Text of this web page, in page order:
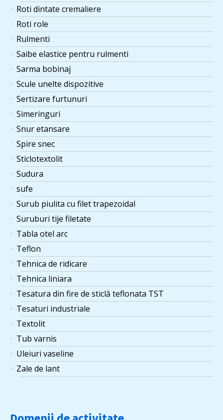
Roti dintate cremaliere
Roti role
Rulmenti
Saibe elastice pentru rulmenti
Sarma bobinaj
Scule unelte dispozitive
Sertizare furtunuri
Simeringuri
Snur etansare
Spire snec
Sticlotextolit
Sudura
sufe
Surub piulita cu filet trapezoidal
Suruburi tije filetate
Tabla otel arc
Teflon
Tehnica de ridicare
Tehnica liniara
Tesatura din fire de sticlă teflonata TST
Tesaturi industriale
Textolit
Tub varnis
Uleiuri vaseline
Zale de lant